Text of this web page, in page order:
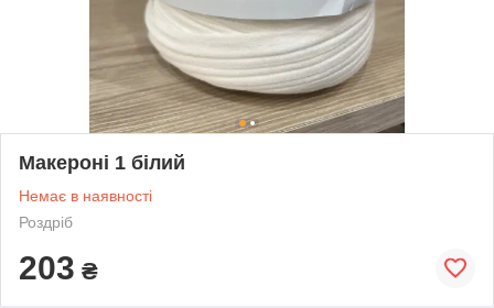
Макероні 1 білий
Немає в наявності
Роздріб
203 ₴